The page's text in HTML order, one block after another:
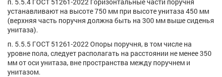
устанавливают на высоте 750 мм при высоте унитаза 450 мм
(верхняя часть поручня должна быть на 300 мм выше сиденья
унитаза).
п. 5.5.5 ГОСТ 51261-2022 Опоры поручня, в том числе на
уровне пола, следует располагать на расстоянии не менее 350
мм от оси унитаза, вне пространства между поручнем и
унитазом.